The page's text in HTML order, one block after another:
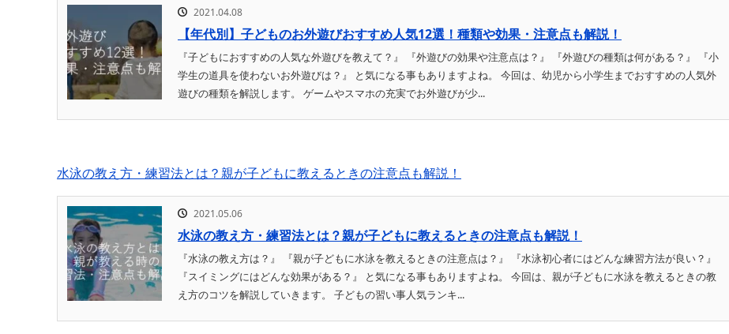
2021.04.08
【年代別】子どものお外遊びおすすめ人気12選！種類や効果・注意点も解説！
『子どもにおすすめの人気な外遊びを教えて？』 『外遊びの効果や注意点は？』 『外遊びの種類は何がある？』 『小
学生の道具を使わないお外遊びは？』 と気になる事もありますよね。 今回は、幼児から小学生までおすすめの人気外
遊びの種類を解説します。 ゲームやスマホの充実でお外遊びが少...
水泳の教え方・練習法とは？親が子どもに教えるときの注意点も解説！
2021.05.06
水泳の教え方・練習法とは？親が子どもに教えるときの注意点も解説！
『水泳の教え方は？』 『親が子どもに水泳を教えるときの注意点は？』 『水泳初心者にはどんな練習方法が良い？』
『スイミングにはどんな効果がある？』 と気になる事もありますよね。 今回は、親が子どもに水泳を教えるときの教
え方のコツを解説していきます。 子どもの習い事人気ランキ...